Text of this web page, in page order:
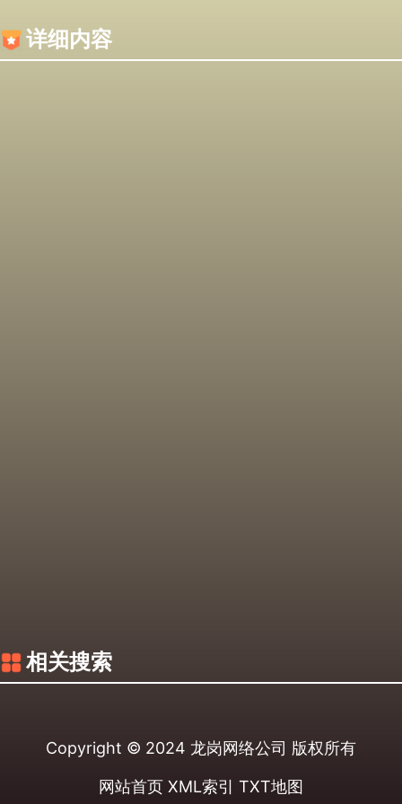
详细内容
相关搜索
Copyright © 2024 龙岗网络公司 版权所有
网站首页 XML索引 TXT地图